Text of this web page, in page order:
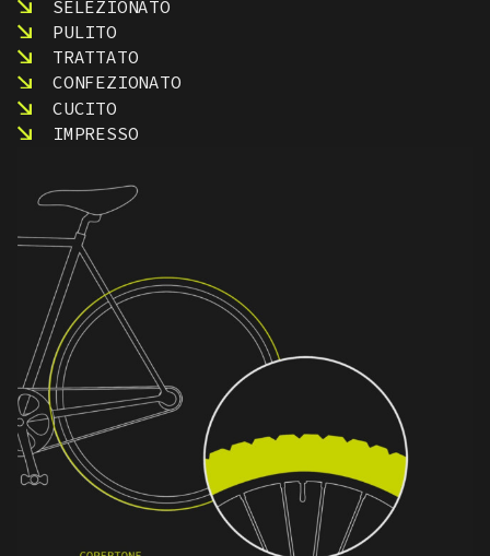
SELEZIONATO
PULITO
TRATTATO
CONFEZIONATO
CUCITO
IMPRESSO